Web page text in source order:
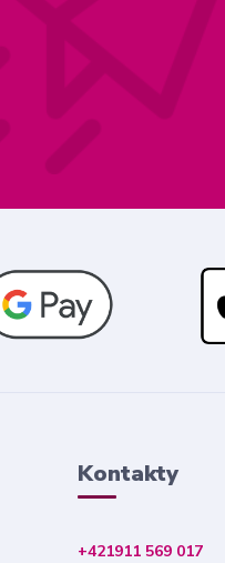
Kontakty
+421911 569 017